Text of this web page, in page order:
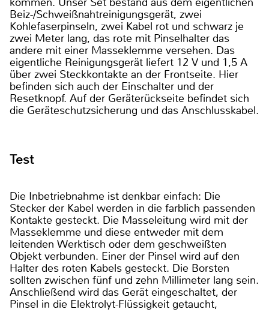
Beiz-/Schweißnahtreinigungsgerät, zwei
Kohlefaserpinseln, zwei Kabel rot und schwarz je
zwei Meter lang, das rote mit Pinselhalter das
andere mit einer Masseklemme versehen. Das
eigentliche Reinigungsgerät liefert 12 V und 1,5 A
über zwei Steckkontakte an der Frontseite. Hier
befinden sich auch der Einschalter und der
Resetknopf. Auf der Geräterückseite befindet sich
die Geräteschutzsicherung und das Anschlusskabel.
Test
Die Inbetriebnahme ist denkbar einfach: Die
Stecker der Kabel werden in die farblich passenden
Kontakte gesteckt. Die Masseleitung wird mit der
Masseklemme und diese entweder mit dem
leitenden Werktisch oder dem geschweißten
Objekt verbunden. Einer der Pinsel wird auf den
Halter des roten Kabels gesteckt. Die Borsten
sollten zwischen fünf und zehn Millimeter lang sein.
Anschließend wird das Gerät eingeschaltet, der
Pinsel in die Elektrolyt-Flüssigkeit getaucht,